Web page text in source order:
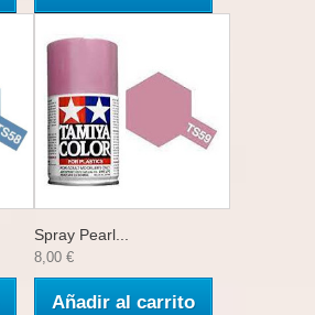
Spray Pearl...
8,00 €
Añadir al carrito